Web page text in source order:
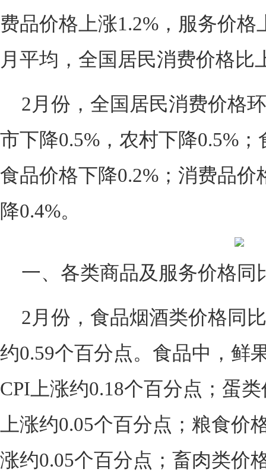
费品价格上涨1.2%，服务价
月平均，全国居民消费价格比
2月份，全国居民消费价格
市下降0.5%，农村下降0.5%
食品价格下降0.2%；消费品价
降0.4%。
一、各类商品及服务价格同
2月份，食品烟酒类价格同
约0.59个百分点。食品中，鲜
CPI上涨约0.18个百分点；蛋
上涨约0.05个百分点；粮食价
涨约0.05个百分点；畜肉类价